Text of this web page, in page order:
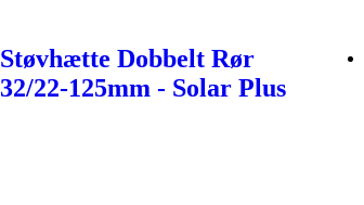
Støvhætte Dobbelt Rør
32/22-125mm - Solar Plus